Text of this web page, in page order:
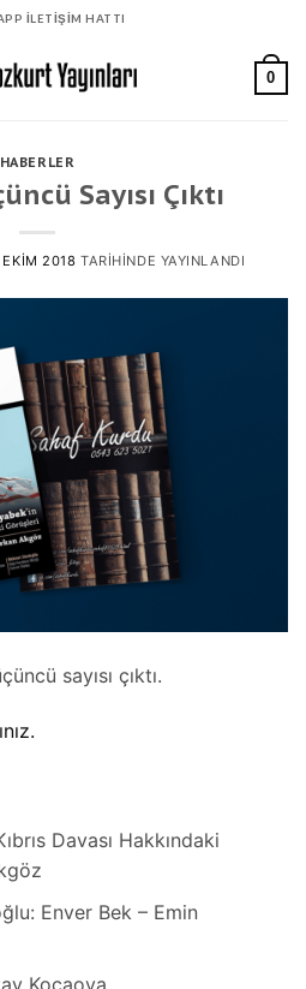
İLETİŞİM HATTI
0
HABERLER
Sayısı Çıktı
EKIM 2018 TARIHINDE YAYINLANDI
sayısı çıktı.
Davası Hakkındaki
Enver Bek – Emin
Kocaova